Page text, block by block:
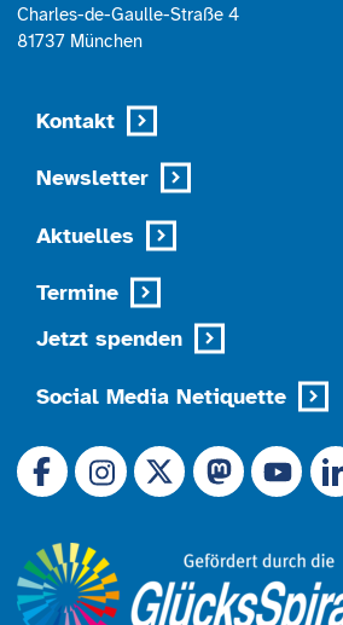
Charles-de-Gaulle-Straße 4
81737 München
Kontakt
Newsletter
Aktuelles
Termine
Jetzt spenden
Social Media Netiquette
Link zu X (Ex-Twitter)